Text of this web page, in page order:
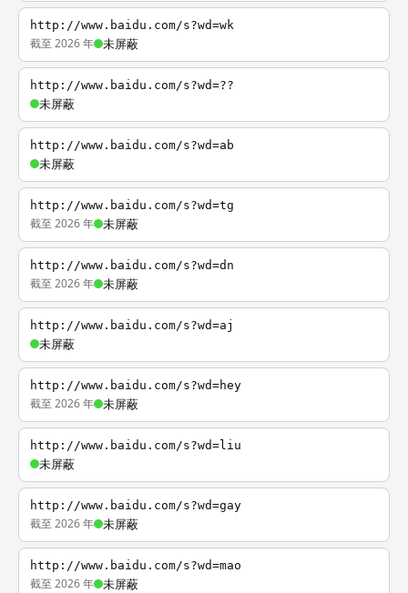
http://www.baidu.com/s?wd=wk
截至 2026 年 未屏蔽
http://www.baidu.com/s?wd=??
未屏蔽
http://www.baidu.com/s?wd=ab
未屏蔽
http://www.baidu.com/s?wd=tg
截至 2026 年 未屏蔽
http://www.baidu.com/s?wd=dn
截至 2026 年 未屏蔽
http://www.baidu.com/s?wd=aj
未屏蔽
http://www.baidu.com/s?wd=hey
截至 2026 年 未屏蔽
http://www.baidu.com/s?wd=liu
未屏蔽
http://www.baidu.com/s?wd=gay
截至 2026 年 未屏蔽
http://www.baidu.com/s?wd=mao
截至 2026 年 未屏蔽